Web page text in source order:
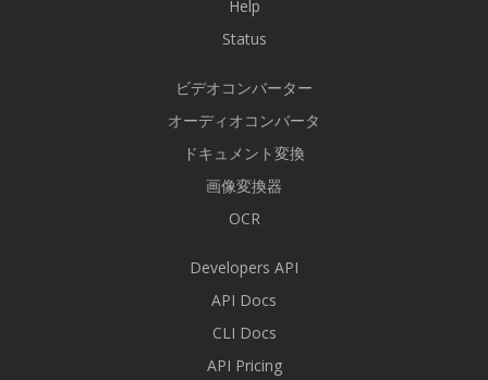
Help
Status
ビデオコンバーター
オーディオコンバータ
ドキュメント変換
画像変換器
OCR
Developers API
API Docs
CLI Docs
API Pricing